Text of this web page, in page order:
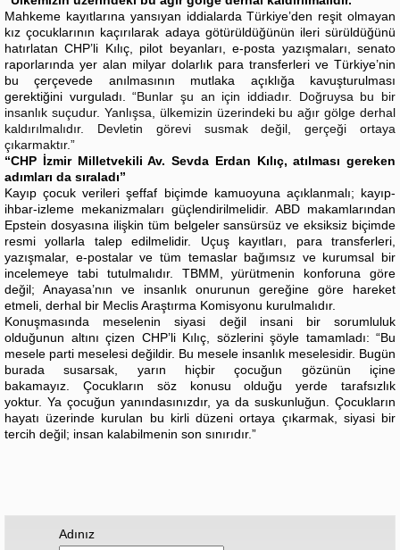
Mahkeme kayıtlarına yansıyan iddialarda Türkiye’den reşit olmayan
kız çocuklarının kaçırılarak adaya götürüldüğünün ileri sürüldüğünü
hatırlatan CHP’li Kılıç, pilot beyanları, e-posta yazışmaları, senato
raporlarında yer alan milyar dolarlık para transferleri ve Türkiye’nin
bu çerçevede anılmasının mutlaka açıklığa kavuşturulması
gerektiğini vurguladı.
“Bunlar şu an için iddiadır. Doğruysa bu bir
insanlık suçudur. Yanlışsa, ülkemizin üzerindeki bu ağır gölge derhal
kaldırılmalıdır. Devletin görevi susmak değil, gerçeği ortaya
çıkarmaktır.”
“CHP İzmir Milletvekili Av. Sevda Erdan Kılıç, atılması gereken
adımları da sıraladı”
Kayıp çocuk verileri şeffaf biçimde kamuoyuna açıklanmalı; kayıp-
ihbar-izleme mekanizmaları güçlendirilmelidir. ABD makamlarından
Epstein dosyasına ilişkin tüm belgeler sansürsüz ve eksiksiz biçimde
resmi yollarla talep edilmelidir. Uçuş kayıtları, para transferleri,
yazışmalar, e-postalar ve tüm temaslar bağımsız ve kurumsal bir
incelemeye tabi tutulmalıdır. TBMM, yürütmenin konforuna göre
değil; Anayasa’nın ve insanlık onurunun gereğine göre hareket
etmeli, derhal bir Meclis Araştırma Komisyonu kurulmalıdır.
Konuşmasında meselenin siyasi değil insani bir sorumluluk
olduğunun altını çizen CHP’li Kılıç, sözlerini şöyle tamamladı: “Bu
mesele parti meselesi değildir. Bu mesele insanlık meselesidir. Bugün
burada susarsak, yarın hiçbir çocuğun gözünün içine
bakamayız.
Çocukların söz konusu olduğu yerde tarafsızlık
yoktur. Ya çocuğun yanındasınızdır, ya da suskunluğun.
Çocukların
hayatı üzerinde kurulan bu kirli düzeni ortaya çıkarmak, siyasi bir
tercih değil; insan kalabilmenin son sınırıdır.”
Adınız